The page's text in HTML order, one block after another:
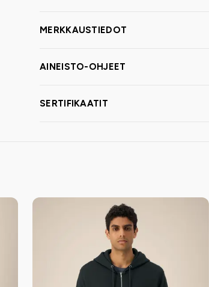
MERKKAUSTIEDOT
AINEISTO-OHJEET
SERTIFIKAATIT